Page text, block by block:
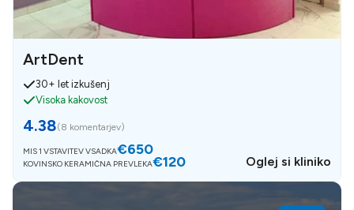
ArtDent
30+ let izkušenj
Visoka kakovost
4.38(8 komentarjev)
MIS 1 VSTAVITEV VSADKA€650
KOVINSKO KERAMIČNA PREVLEKA€120 Oglej si kliniko